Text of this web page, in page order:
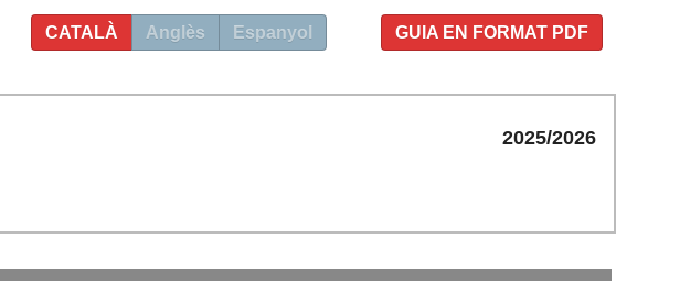
GUIA EN FORMAT PDF
CATALÀ Anglès Espanyol
2025/2026